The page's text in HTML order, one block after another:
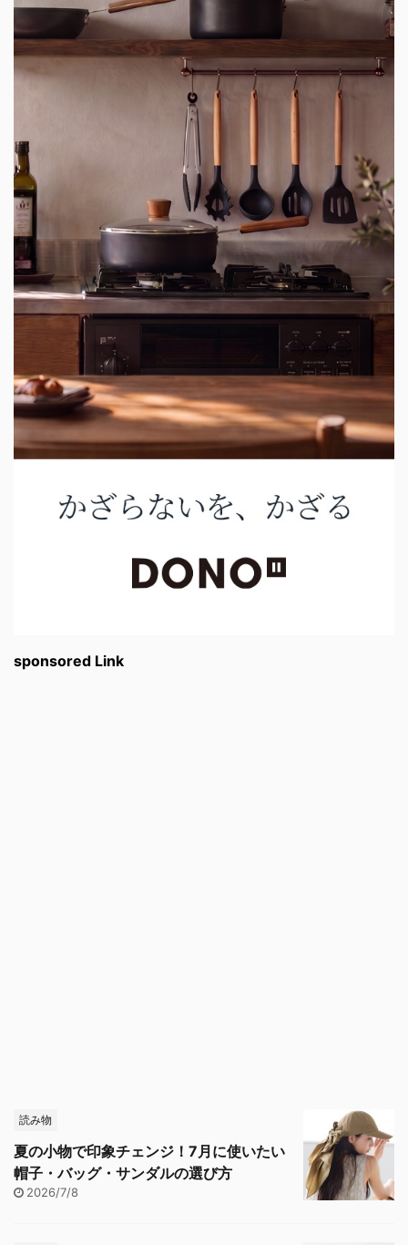
sponsored Link
読み物
夏の小物で印象チェンジ！7月に使いたい
帽子・バッグ・サンダルの選び方
2026/7/8